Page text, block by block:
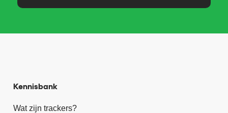
Kennisbank
Wat zijn trackers?